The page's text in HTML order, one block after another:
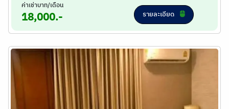
ค่าเช่าบาท/เดือน
18,000.- รายละเอียด